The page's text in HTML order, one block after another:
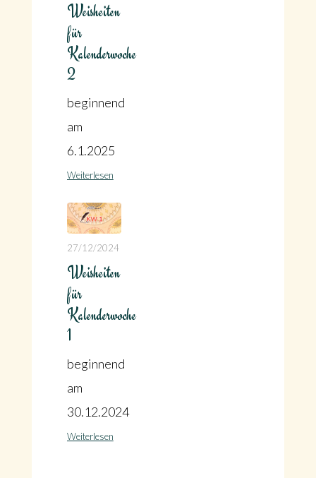
Weisheiten
für
Kalenderwoche
2
beginnend
am
6.1.2025
Weiterlesen
27/12/2024
Weisheiten
für
Kalenderwoche
1
beginnend
am
30.12.2024
Weiterlesen